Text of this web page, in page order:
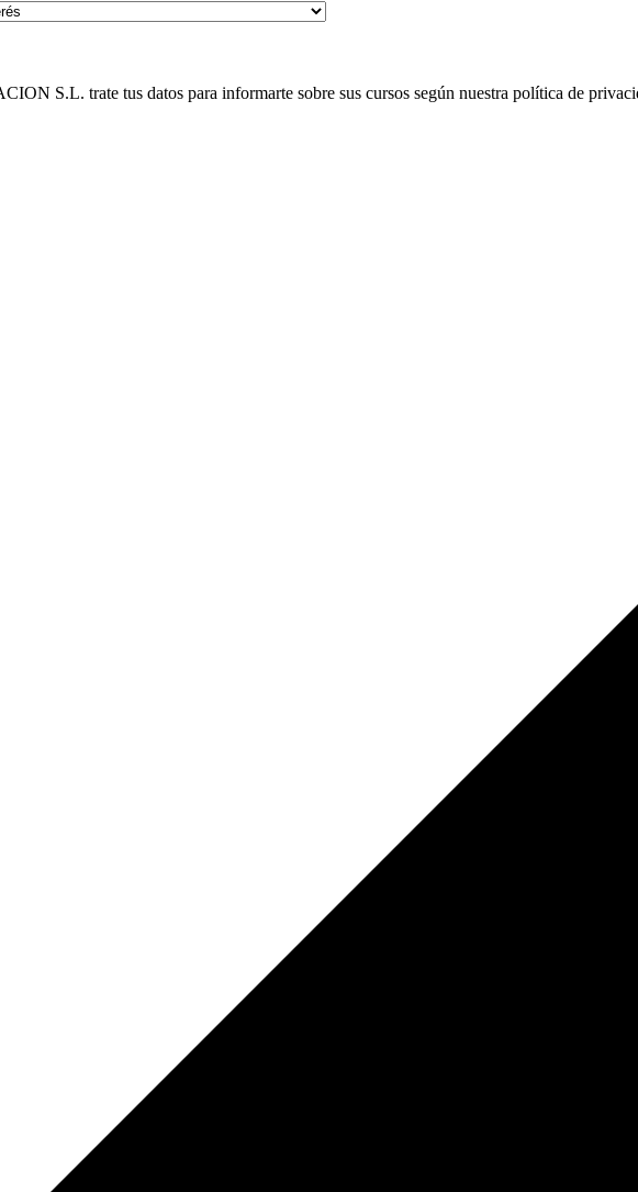
S.L. trate tus datos para informarte sobre sus cursos según nuestra política de